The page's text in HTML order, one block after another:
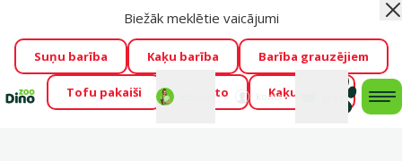
Visu mēnesi Dino Zoo piedāvā lieliskas cenas mīluļu TOP
barībām! 🍖→Skatīt piedāvājumu!
Fotokonkurss “GADA ŪSAIŅI”!
Varbūt tieši Tavs mīlulis
būs 2027. gada zvaigzne
→Piedalīties
Mans
konts
Biežāk meklētie vaicājumi
Suņu barība Kaķu barība Barība grauzējiem
Tofu pakaiši Foresto Kaķu mājas